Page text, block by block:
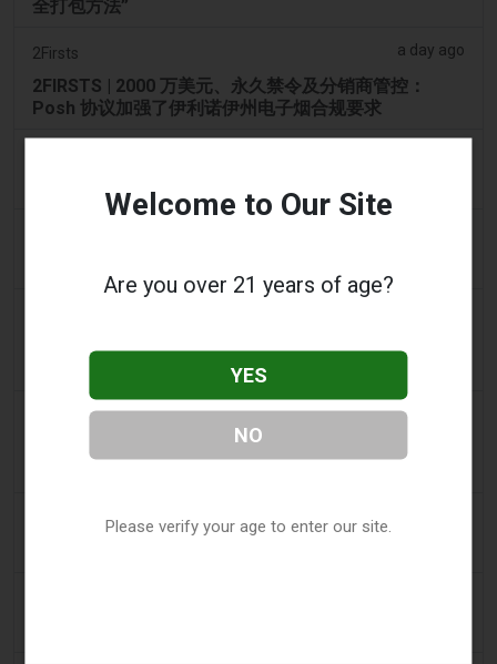
全打包方法”
2Firsts a day ago
2FIRSTS | 2000 万美元、永久禁令及分销商管控：
Posh 协议加强了伊利诺伊州电子烟合规要求
烟草法案：Dhlomo 呼吁采取危害减少方法
Vape Station 在阿联酋全境提供 Lost Mary 15,000 口
2 days ago
2FIRSTS | FDA 授权了另外四种尼古丁袋，审查试点已
Juno News
Welcome to Our Site
Are you over 21 years of age?
YES
NO
Please verify your age to enter our site.